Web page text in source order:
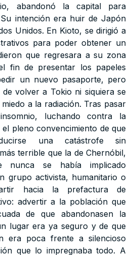
abandonó la capital para
intención era huir de Japón
Unidos. En Kioto, se dirigió a
para poder obtener un
que regresara a su zona
fin de presentar los papeles
un nuevo pasaporte, pero
volver a Tokio ni siquiera se
a la radiación. Tras pasar
luchando contra la
pleno convencimiento de que
una catástrofe sin
terrible que la de Chernóbil,
nunca se había implicado
grupo activista, humanitario o
hacia la prefactura de
advertir a la población que
de que abandonasen la
lugar era ya seguro y de que
era poca frente a silencioso
que lo impregnaba todo. A